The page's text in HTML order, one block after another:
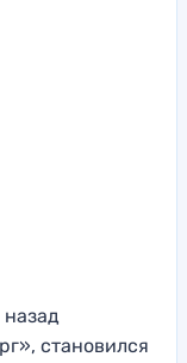
становился